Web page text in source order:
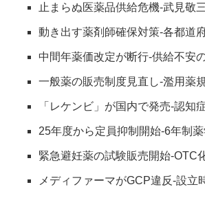
止まらぬ医薬品供給危機‐武見敬
動き出す薬剤師確保対策‐各都道
中間年薬価改定が断行‐供給不安
一般薬の販売制度見直し‐濫用薬
「レケンビ」が国内で発売‐認知
25年度から定員抑制開始‐6年制
緊急避妊薬の試験販売開始‐OTC
メディファーマがGCP違反‐設立